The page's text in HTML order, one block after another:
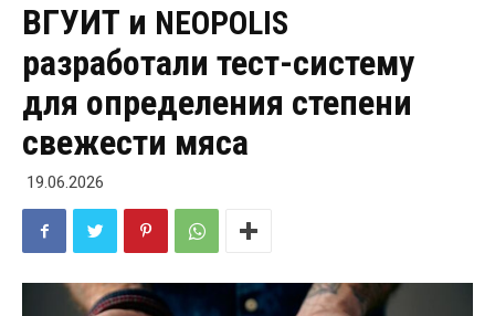
ВГУИТ и NEOPOLIS
разработали тест-систему
для определения степени
свежести мяса
19.06.2026